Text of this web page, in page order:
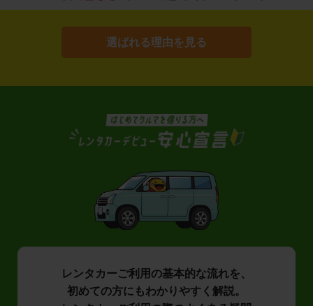
選ばれる理由を見る
レンタカーご利用の基本的な流れを、
初めての方にもわかりやすく解説。